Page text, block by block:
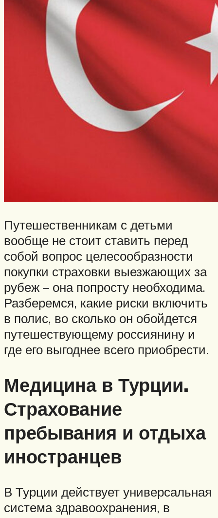
Путешественникам с детьми
вообще не стоит ставить перед
собой вопрос целесообразности
покупки страховки выезжающих за
рубеж – она попросту необходима.
Разберемся, какие риски включить
в полис, во сколько он обойдется
путешествующему россиянину и
где его выгоднее всего приобрести.
Медицина в Турции.
Страхование
пребывания и отдыха
иностранцев
В Турции действует универсальная
система здравоохранения, в